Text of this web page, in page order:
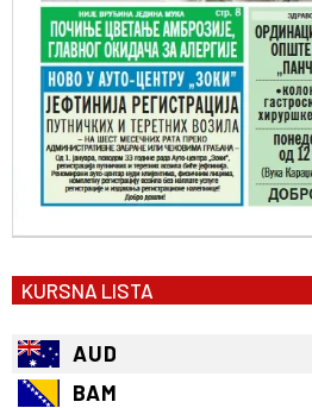
KURSNA LISTA
AUD
BAM